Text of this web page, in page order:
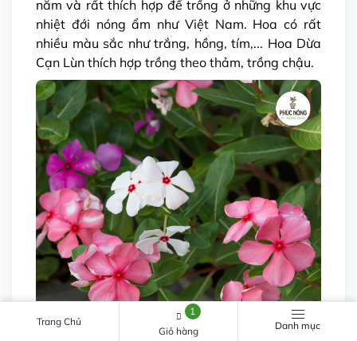
Trang Chủ
1
Giỏ hàng
Danh mục
năm và rất thích hợp để trồng ở những khu vực
nhiệt đới nóng ẩm như Việt Nam. Hoa có rất
nhiều màu sắc như trắng, hồng, tím,... Hoa Dừa
Cạn Lùn thích hợp trồng theo thảm, trồng chậu.